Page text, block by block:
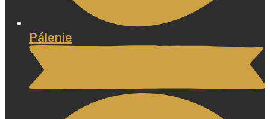
Pálenie